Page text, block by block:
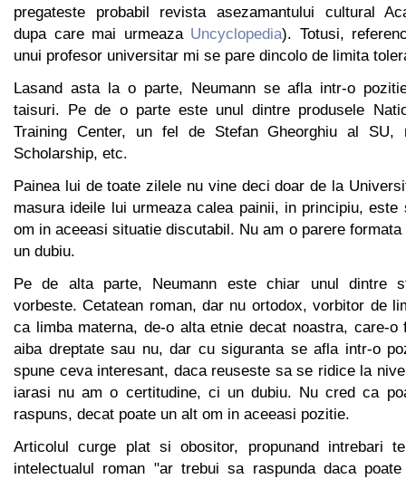
pregateste probabil revista asezamantului cultural
dupa care mai urmeaza Uncyclopedia). Totusi,
unui profesor universitar mi se pare dincolo de limita
Lasand asta la o parte, Neumann se afla intr-o
taisuri. Pe de o parte este unul dintre produsele
Training Center, un fel de Stefan Gheorghiu al SU,
Scholarship, etc.
Painea lui de toate zilele nu vine deci doar de la
masura ideile lui urmeaza calea painii, in principiu,
om in aceeasi situatie discutabil. Nu am o parere
un dubiu.
Pe de alta parte, Neumann este chiar unul dintre
vorbeste. Cetatean roman, dar nu ortodox, vorbitor de
ca limba materna, de-o alta etnie decat noastra, care-
aiba dreptate sau nu, dar cu siguranta se afla intr-o
spune ceva interesant, daca reuseste sa se ridice la
iarasi nu am o certitudine, ci un dubiu. Nu cred ca
raspuns, decat poate un alt om in aceeasi pozitie.
Articolul curge plat si obositor, propunand intrebari
intelectualul roman "ar trebui sa raspunda daca